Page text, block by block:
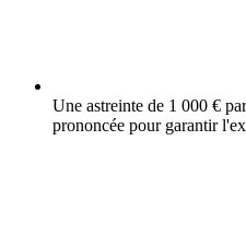
Une astreinte de 1 000 €
prononcée pour garantir